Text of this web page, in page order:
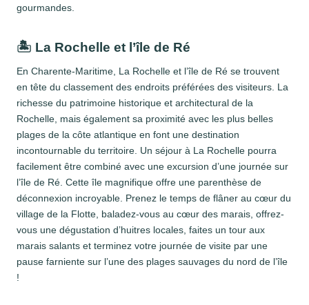
gourmandes.
🏝️ La Rochelle et l’île de Ré
En Charente-Maritime, La Rochelle et l’île de Ré se trouvent
en tête du classement des endroits préférées des visiteurs. La
richesse du patrimoine historique et architectural de la
Rochelle, mais également sa proximité avec les plus belles
plages de la côte atlantique en font une destination
incontournable du territoire. Un séjour à La Rochelle pourra
facilement être combiné avec une excursion d’une journée sur
l’île de Ré. Cette île magnifique offre une parenthèse de
déconnexion incroyable. Prenez le temps de flâner au cœur du
village de la Flotte, baladez-vous au cœur des marais, offrez-
vous une dégustation d’huitres locales, faites un tour aux
marais salants et terminez votre journée de visite par une
pause farniente sur l’une des plages sauvages du nord de l’île
!